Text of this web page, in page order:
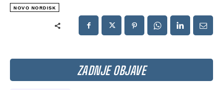
ZADNJE OBJAVE
NOVO NORDISK